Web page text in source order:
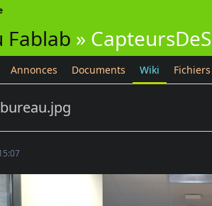
Fablab »
Annonces Documents Wiki Fichiers